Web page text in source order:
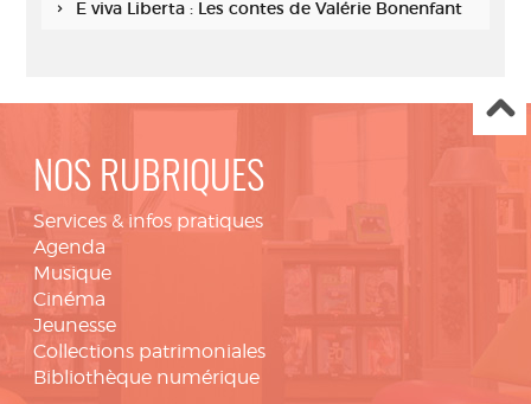
E viva Liberta : Les contes de Valérie Bonenfant
NOS RUBRIQUES
Services & infos pratiques
Agenda
Musique
Cinéma
Jeunesse
Collections patrimoniales
Bibliothèque numérique